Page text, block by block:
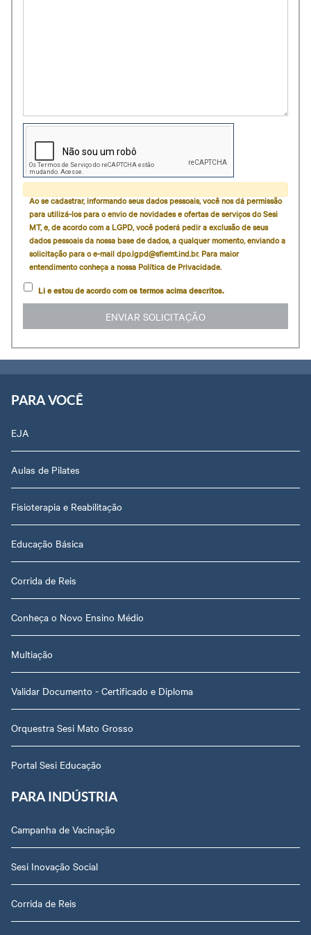
Ao se cadastrar, informando seus dados pessoais, você nos dá permissão
para utilizá-los para o envio de novidades e ofertas de serviços do Sesi
MT, e, de acordo com a LGPD, você poderá pedir a exclusão de seus
dados pessoais da nossa base de dados, a qualquer momento, enviando a
solicitação para o e-mail dpo.lgpd@sfiemt.ind.br. Para maior
entendimento conheça a nossa Política de Privacidade.
Li e estou de acordo com os termos acima descritos.
PARA VOCÊ
EJA
Aulas de Pilates
Fisioterapia e Reabilitação
Educação Básica
Corrida de Reis
Conheça o Novo Ensino Médio
Multiação
Validar Documento - Certificado e Diploma
Orquestra Sesi Mato Grosso
Portal Sesi Educação
PARA INDÚSTRIA
Campanha de Vacinação
Sesi Inovação Social
Corrida de Reis